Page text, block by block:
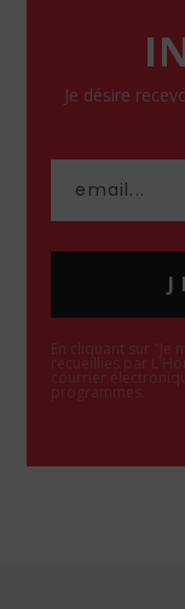
Je désire
En cliquant sur "Je
recueillies par
courrier
programmes.